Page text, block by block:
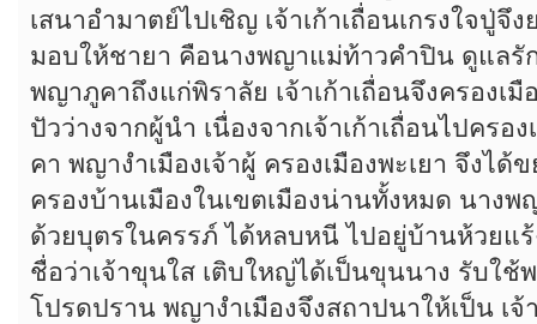
เสนาอำมาตย์ไปเชิญ เจ้าเก้าเถื่อนเกรงใจปู่จึ
มอบให้ชายา คือนางพญาแม่ท้าวคำปิน ดูแลรั
พญาภูคาถึงแก่พิราลัย เจ้าเก้าเถื่อนจึงครองเ
ปัวว่างจากผู้นำ เนื่องจากเจ้าเก้าเถื่อนไปคร
คา พญางำเมืองเจ้าผู้ ครองเมืองพะเยา จึงได้
ครองบ้านเมืองในเขตเมืองน่านทั้งหมด นาง
ด้วยบุตรในครรภ์ ได้หลบหนี ไปอยู่บ้านห้วยแ
ชื่อว่าเจ้าขุนใส เติบใหญ่ได้เป็นขุนนาง รับใช้
โปรดปราน พญางำเมืองจึงสถาปนาให้เป็น เจ้